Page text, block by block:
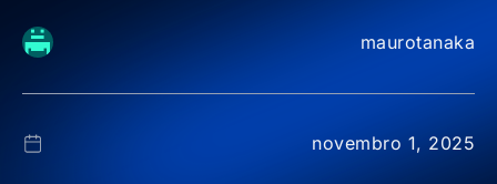
maurotanaka
novembro 1, 2025